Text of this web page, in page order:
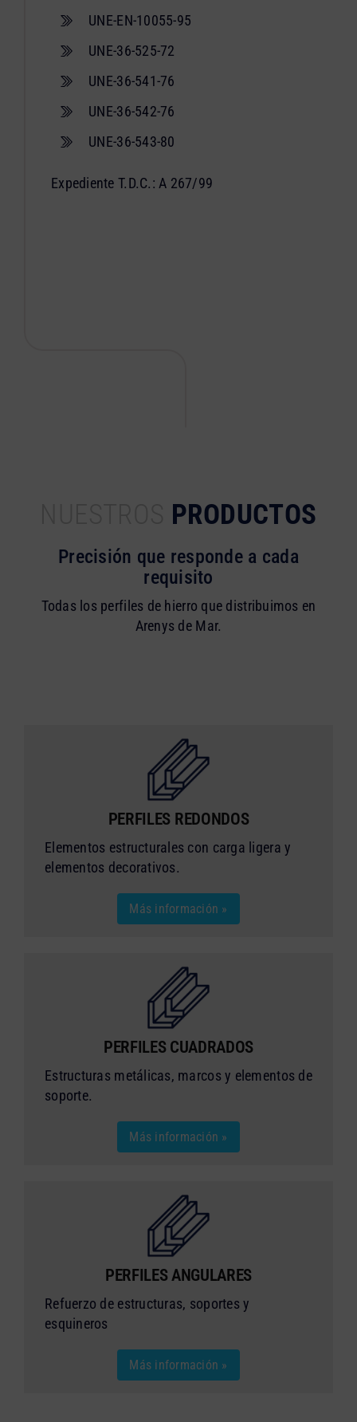
UNE-EN-10055-95
UNE-36-525-72
UNE-36-541-76
UNE-36-542-76
UNE-36-543-80
Expediente T.D.C.: A 267/99
PRODUCTOS
Precisión que responde a cada
requisito
Todas los perfiles de hierro que distribuimos en
Arenys de Mar.
PERFILES REDONDOS
Elementos estructurales con carga ligera y
elementos decorativos.
Más información »
PERFILES CUADRADOS
Estructuras metálicas, marcos y elementos de
soporte.
Más información »
PERFILES ANGULARES
Refuerzo de estructuras, soportes y
esquineros
Más información »